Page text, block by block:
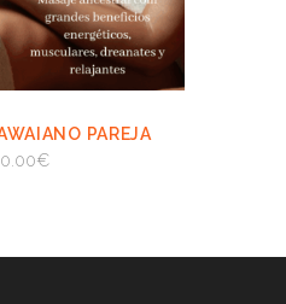
AÑADIR AL
PAREJA
€